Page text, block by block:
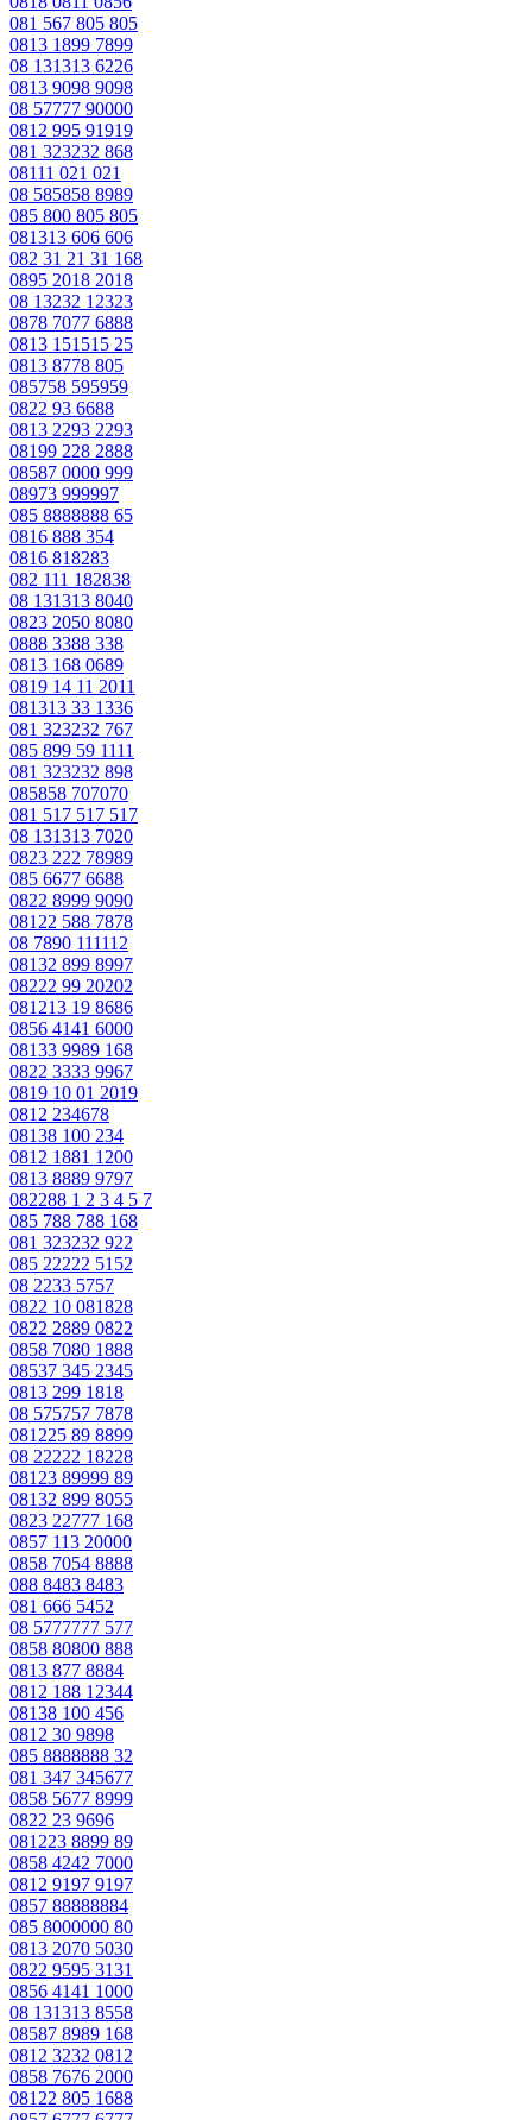
081 567 805 805
0813 1899 7899
08 131313 6226
0813 9098 9098
08 57777 90000
0812 995 91919
081 323232 868
08111 021 021
08 585858 8989
085 800 805 805
081313 606 606
082 31 21 31 168
0895 2018 2018
08 13232 12323
0878 7077 6888
0813 151515 25
0813 8778 805
085758 595959
0822 93 6688
0813 2293 2293
08199 228 2888
08587 0000 999
08973 999997
085 8888888 65
0816 888 354
0816 818283
082 111 182838
08 131313 8040
0823 2050 8080
0888 3388 338
0813 168 0689
0819 14 11 2011
081313 33 1336
081 323232 767
085 899 59 1111
081 323232 898
085858 707070
081 517 517 517
08 131313 7020
0823 222 78989
085 6677 6688
0822 8999 9090
08122 588 7878
08 7890 111112
08132 899 8997
08222 99 20202
081213 19 8686
0856 4141 6000
08133 9989 168
0822 3333 9967
0819 10 01 2019
0812 234678
08138 100 234
0812 1881 1200
0813 8889 9797
082288 1 2 3 4 5 7
085 788 788 168
081 323232 922
085 22222 5152
08 2233 5757
0822 10 081828
0822 2889 0822
0858 7080 1888
08537 345 2345
0813 299 1818
08 575757 7878
081225 89 8899
08 22222 18228
08123 89999 89
08132 899 8055
0823 22777 168
0857 113 20000
0858 7054 8888
088 8483 8483
081 666 5452
08 5777777 577
0858 80800 888
0813 877 8884
0812 188 12344
08138 100 456
0812 30 9898
085 8888888 32
081 347 345677
0858 5677 8999
0822 23 9696
081223 8899 89
0858 4242 7000
0812 9197 9197
0857 88888884
085 8000000 80
0813 2070 5030
0822 9595 3131
0856 4141 1000
08 131313 8558
08587 8989 168
0812 3232 0812
0858 7676 2000
08122 805 1688